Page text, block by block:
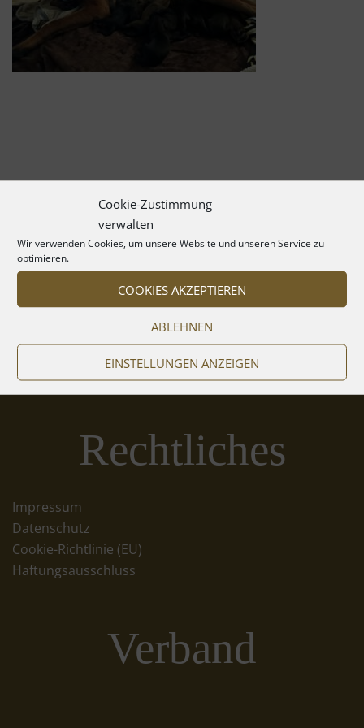
Cookie-Zustimmung
verwalten
Wir verwenden Cookies, um unsere Website und unseren Service zu
optimieren.
COOKIES AKZEPTIEREN
ABLEHNEN
EINSTELLUNGEN ANZEIGEN
Rechtliches
Impressum
Datenschutz
Cookie-Richtlinie (EU)
Haftungsausschluss
Verband